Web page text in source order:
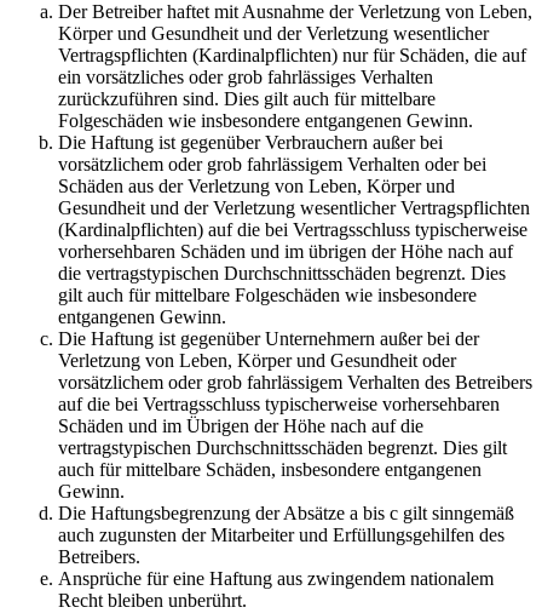
Der Betreiber haftet mit Ausnahme der Verletzung von Leben,
Körper und Gesundheit und der Verletzung wesentlicher
Vertragspflichten (Kardinalpflichten) nur für Schäden, die auf
ein vorsätzliches oder grob fahrlässiges Verhalten
zurückzuführen sind. Dies gilt auch für mittelbare
Folgeschäden wie insbesondere entgangenen Gewinn.
Die Haftung ist gegenüber Verbrauchern außer bei
vorsätzlichem oder grob fahrlässigem Verhalten oder bei
Schäden aus der Verletzung von Leben, Körper und
Gesundheit und der Verletzung wesentlicher Vertragspflichten
(Kardinalpflichten) auf die bei Vertragsschluss typischerweise
vorhersehbaren Schäden und im übrigen der Höhe nach auf
die vertragstypischen Durchschnittsschäden begrenzt. Dies
gilt auch für mittelbare Folgeschäden wie insbesondere
entgangenen Gewinn.
Die Haftung ist gegenüber Unternehmern außer bei der
Verletzung von Leben, Körper und Gesundheit oder
vorsätzlichem oder grob fahrlässigem Verhalten des Betreibers
auf die bei Vertragsschluss typischerweise vorhersehbaren
Schäden und im Übrigen der Höhe nach auf die
vertragstypischen Durchschnittsschäden begrenzt. Dies gilt
auch für mittelbare Schäden, insbesondere entgangenen
Gewinn.
Die Haftungsbegrenzung der Absätze a bis c gilt sinngemäß
auch zugunsten der Mitarbeiter und Erfüllungsgehilfen des
Betreibers.
Ansprüche für eine Haftung aus zwingendem nationalem
Recht bleiben unberührt.